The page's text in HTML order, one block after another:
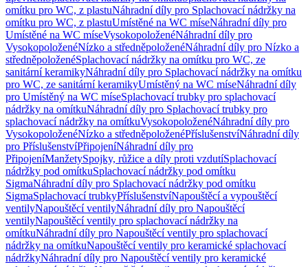
omítku pro WC, z plastuNáhradní díly pro Splachovací nádržky na
omítku pro WC, z plastuUmístěné na WC míseNáhradní díly pro
Umístěné na WC míseVysokopoloženéNáhradní díly pro
VysokopoloženéNízko a středněpoloženéNáhradní díly pro Nízko a
středněpoloženéSplachovací nádržky na omítku pro WC, ze
sanitární keramikyNáhradní díly pro Splachovací nádržky na omítku
pro WC, ze sanitární keramikyUmístěný na WC míseNáhradní díly
pro Umístěný na WC míseSplachovací trubky pro splachovací
nádržky na omítkuNáhradní díly pro Splachovací trubky pro
splachovací nádržky na omítkuVysokopoloženéNáhradní díly pro
VysokopoloženéNízko a středněpoloženéPříslušenstvíNáhradní díly
pro PříslušenstvíPřipojeníNáhradní díly pro
PřipojeníManžetySpojky, růžice a díly proti vzdutíSplachovací
nádržky pod omítkuSplachovací nádržky pod omítku
SigmaNáhradní díly pro Splachovací nádržky pod omítku
SigmaSplachovací trubkyPříslušenstvíNapouštěcí a vypouštěcí
ventilyNapouštěcí ventilyNáhradní díly pro Napouštěcí
ventilyNapouštěcí ventily pro splachovací nádržky na
omítkuNáhradní díly pro Napouštěcí ventily pro splachovací
nádržky na omítkuNapouštěcí ventily pro keramické splachovací
nádržkyNáhradní díly pro Napouštěcí ventily pro keramické